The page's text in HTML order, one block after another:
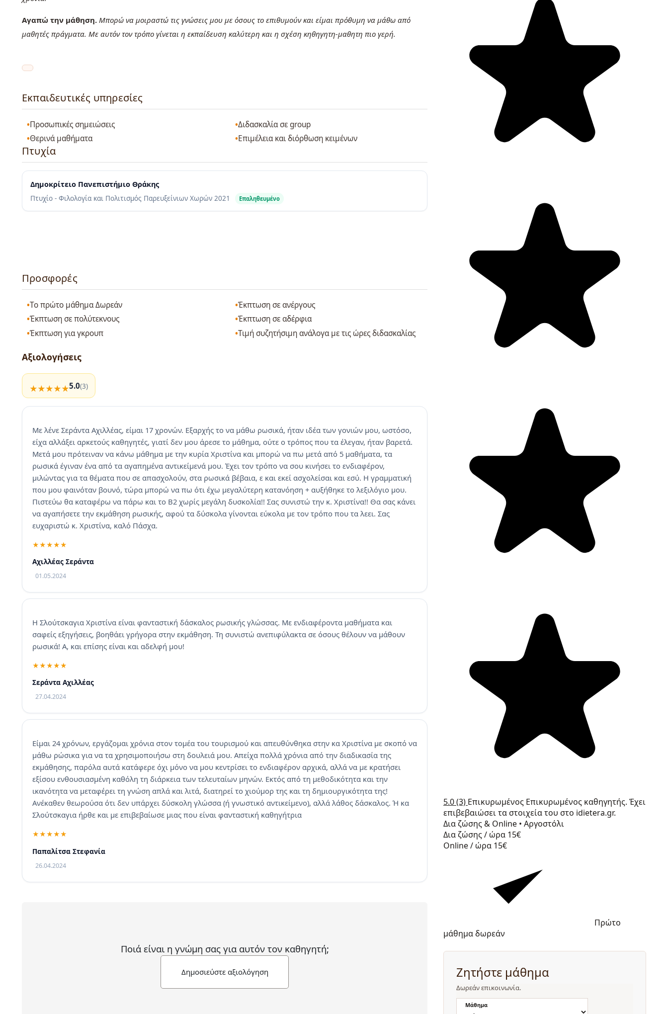
Αγαπώ την μάθηση. Μπορώ να μοιραστώ τις γνώσεις μου με όσους το επιθυμούν και είμαι πρόθυμη να μάθω από
μαθητές πράγματα. Με αυτόν τον τρόπο γίνεται η εκπαίδευση καλύτερη και η σχέση κηθηγητη-μαθητη πιο γερή.
Εκπαιδευτικές υπηρεσίες
Προσωπικές σημειώσεις
Διδασκαλία σε group
Θερινά μαθήματα
Επιμέλεια και διόρθωση κειμένων
Πτυχία
Δημοκρίτειο Πανεπιστήμιο Θράκης
Πτυχίο - Φιλολογία και Πολιτισμός Παρευξείνιων Χωρών 2021 Επαληθευμένο
Προσφορές
Το πρώτο μάθημα Δωρεάν
Έκπτωση σε ανέργους
Έκπτωση σε πολύτεκνους
Έκπτωση σε αδέρφια
Έκπτωση για γκρουπ
Τιμή συζητήσιμη ανάλογα με τις ώρες διδασκαλίας
Αξιολογήσεις
5.0(3)
Με λένε Σεράντα Αχιλλέας, είμαι 17 χρονών. Εξαρχής το να μάθω ρωσικά, ήταν ιδέα των γονιών μου, ωστόσο,
είχα αλλάξει αρκετούς καθηγητές, γιατί δεν μου άρεσε το μάθημα, ούτε ο τρόπος που τα έλεγαν, ήταν βαρετά.
Μετά μου πρότειναν να κάνω μάθημα με την κυρία Χριστίνα και μπορώ να πω μετά από 5 μαθήματα, τα
ρωσικά έγιναν ένα από τα αγαπημένα αντικείμενά μου. Έχει τον τρόπο να σου κινήσει το ενδιαφέρον,
μιλώντας για τα θέματα που σε απασχολούν, στα ρωσικά βέβαια, ε και εκεί ασχολείσαι και εσύ. Η γραμματική
που μου φαινόταν βουνό, τώρα μπορώ να πω ότι έχω μεγαλύτερη κατανόηση + αυξήθηκε το λεξιλόγιο μου.
Πιστεύω θα καταφέρω να πάρω και το Β2 χωρίς μεγάλη δυσκολία!! Σας συνιστώ την κ. Χριστίνα!! Θα σας κάνει
να αγαπήσετε την εκμάθηση ρωσικής, αφού τα δύσκολα γίνονται εύκολα με τον τρόπο που τα λεει. Σας
ευχαριστώ κ. Χριστίνα, καλό Πάσχα.
Αχιλλέας Σεράντα
01.05.2024
Η Σλούτσκαγια Χριστίνα είναι φανταστική δάσκαλος ρωσικής γλώσσας. Με ενδιαφέροντα μαθήματα και
σαφείς εξηγήσεις, βοηθάει γρήγορα στην εκμάθηση. Τη συνιστώ ανεπιφύλακτα σε όσους θέλουν να μάθουν
ρωσικά! Α, και επίσης είναι και αδελφή μου!
Σεράντα Αχιλλέας
27.04.2024
Είμαι 24 χρόνων, εργάζομαι χρόνια στον τομέα του τουρισμού και απευθύνθηκα στην κα Χριστίνα με σκοπό να
μάθω ρώσικα για να τα χρησιμοποιήσω στη δουλειά μου. Απείχα πολλά χρόνια από την διαδικασία της
εκμάθησης, παρόλα αυτά κατάφερε όχι μόνο να μου κεντρίσει το ενδιαφέρον αρχικά, αλλά να με κρατήσει
εξίσου ενθουσιασμένη καθόλη τη διάρκεια των τελευταίων μηνών. Εκτός από τη μεθοδικότητα και την
ικανότητα να μεταφέρει τη γνώση απλά και λιτά, διατηρεί το χιούμορ της και τη δημιουργικότητα της!
Ανέκαθεν θεωρούσα ότι δεν υπάρχει δύσκολη γλώσσα (ή γνωστικό αντικείμενο), αλλά λάθος δάσκαλος. Ή κα
Σλούτσκαγια ήρθε και με επιβεβαίωσε μιας που είναι φανταστική καθηγήτρια
Παπαλίτσα Στεφανία
26.04.2024
Ποιά είναι η γνώμη σας για αυτόν τον καθηγητή;
Δημοσιεύστε αξιολόγηση
5.0(3) Επικυρωμένος Επικυρωμένος καθηγητής. Έχει
επιβεβαιώσει τα στοιχεία του στο idietera.gr.
Δια ζώσης & Online • Αργοστόλι
Δια ζώσης / ώρα 15€
Online / ώρα 15€
Πρώτο
μάθημα δωρεάν
Ζητήστε μάθημα
Δωρεάν επικοινωνία.
Μάθημα